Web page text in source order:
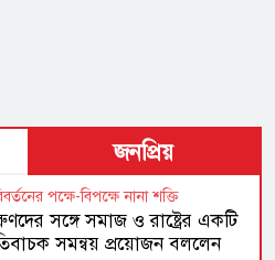
জনপ্রিয়
পক্ষে-বিপক্ষে নানা শক্তি
সঙ্গে সমাজ ও রাষ্ট্রের একটি
সমন্বয় প্রয়োজন বললেন